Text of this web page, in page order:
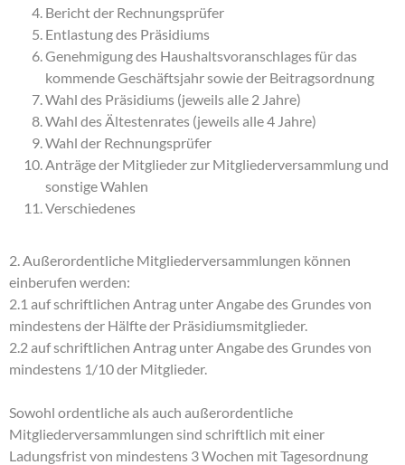
Bericht der Rechnungsprüfer
Entlastung des Präsidiums
Genehmigung des Haushaltsvoranschlages für das
kommende Geschäftsjahr sowie der Beitragsordnung
Wahl des Präsidiums (jeweils alle 2 Jahre)
Wahl des Ältestenrates (jeweils alle 4 Jahre)
Wahl der Rechnungsprüfer
Anträge der Mitglieder zur Mitgliederversammlung und
sonstige Wahlen
Verschiedenes
2. Außerordentliche Mitgliederversammlungen können
einberufen werden:
2.1 auf schriftlichen Antrag unter Angabe des Grundes von
mindestens der Hälfte der Präsidiumsmitglieder.
2.2 auf schriftlichen Antrag unter Angabe des Grundes von
mindestens 1/10 der Mitglieder.
Sowohl ordentliche als auch außerordentliche
Mitgliederversammlungen sind schriftlich mit einer
Ladungsfrist von mindestens 3 Wochen mit Tagesordnung